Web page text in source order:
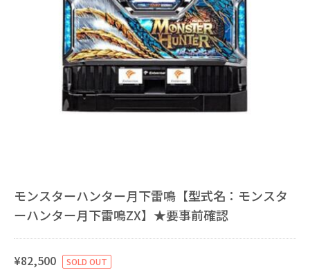
モンスターハンター月下雷鳴【型式名：モンスタ
ーハンター月下雷鳴ZX】★要事前確認
¥82,500 SOLD OUT